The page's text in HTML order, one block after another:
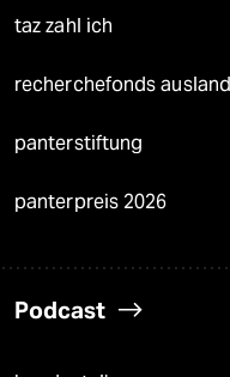
taz zahl ich
recherchefonds ausland
panterstiftung
panterpreis 2026
Podcast